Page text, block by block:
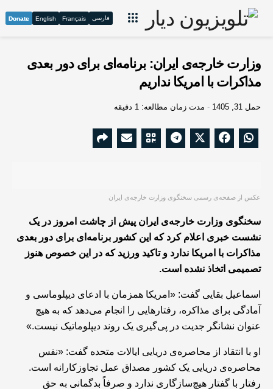
فارسی Français
English
Donate
وزارت خارجه‌ی ایران: برنامه‌ای برای دور بعدی
مذاکرات با امریکا نداریم
حمل 31, 1405 مدت زمان مطالعه: 1 دقیقه
عکس از صفحه‌ی رسمی سخنگوی وزارت خارجه‌ی ایران
سخنگوی وزارت خارجه‌ی ایران پیش از چاشت امروز در یک
نشست خبری اعلام کرد که این کشور برنامه‌ای برای دور بعدی
مذاکرات با امریکا ندارد و تاکید ورزید که در این خصوص هنوز
تصمیمی اتخاذ نشده است.
اسماعیل بقایی گفت: «امریکا همزمان با ادعای دیپلوماسی و
آمادگی برای مذاکره، رفتارهایی را انجام می‌دهد که به هیچ
عنوان نشانگر جدیت در پی‌گیری یک روند دیپلوماتیک نیست.»
او با انتقاد از محاصره‌ی دریایی ایالات متحده گفت: «نفس
محاصره‌ی دریایی یک کشور مصداق عمل تجاوزکارانه است.
رفتار با گفتار هیچ‌سازگاری ندارد و صرفاً بدگمانی به ‌حق